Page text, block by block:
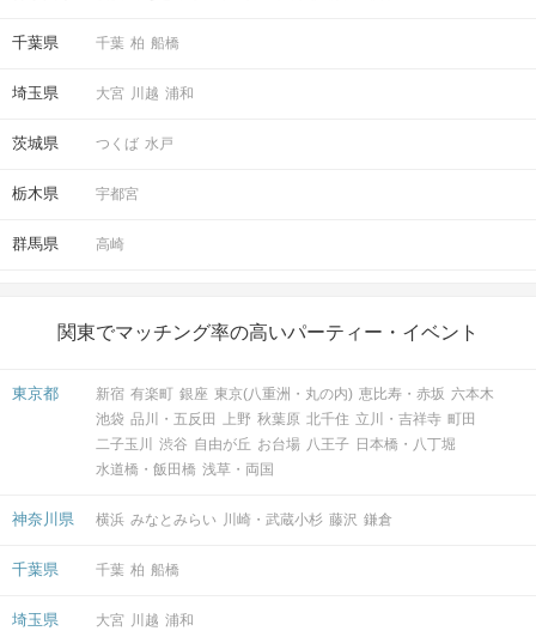
千葉県 千葉 柏 船橋
埼玉県 大宮 川越 浦和
茨城県 つくば 水戸
栃木県 宇都宮
群馬県 高崎
関東でマッチング率の高いパーティー・イベント
東京都 新宿 有楽町 銀座 東京(八重洲・丸の内) 恵比寿・赤坂 六本木
池袋 品川・五反田 上野 秋葉原 北千住 立川・吉祥寺 町田
二子玉川
渋谷 自由が丘 お台場 八王子 日本橋・八丁堀
水道橋・飯田橋 浅草・両国
神奈川県 横浜 みなとみらい 川崎・武蔵小杉 藤沢 鎌倉
千葉県 千葉 柏 船橋
埼玉県 大宮 川越 浦和